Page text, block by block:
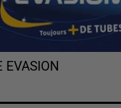
EVASION